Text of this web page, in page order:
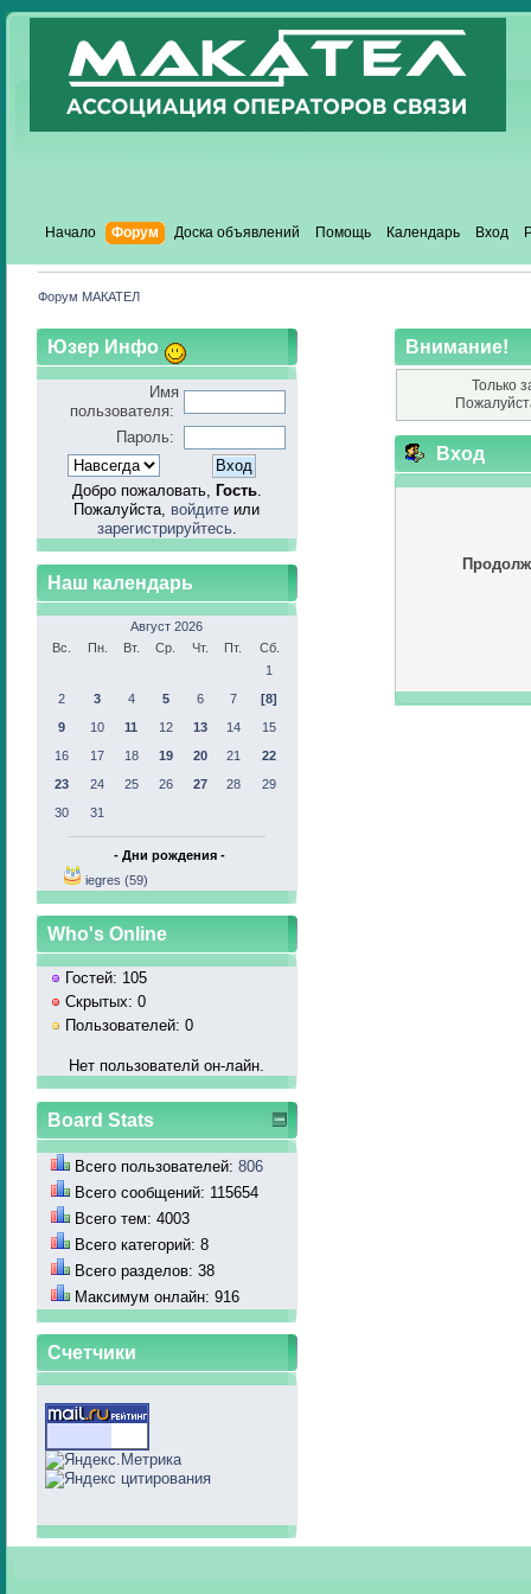
Начало Форум Доска объявлений Помощь Календарь Вход
Форум МАКАТЕЛ
Юзер Инфо
Имя
пользователя:
Пароль:
Добро пожаловать, Гость.
Пожалуйста, войдите или
зарегистрируйтесь.
Наш календарь
Август 2026
Вс.
Пн. Вт. Ср. Чт. Пт.
Сб.
1
2
3 4 5 6 7
[8]
9
10 11 12 13 14
15
16
17 18 19 20 21
22
23
24 25 26 27 28
29
30
31
- Дни рождения -
iegres (59)
Who's Online
Гостей: 105
Скрытых: 0
Пользователей: 0
Нет пользователй он-лайн.
Board Stats
Всего пользователей: 806
Всего сообщений: 115654
Всего тем: 4003
Всего категорий: 8
Всего разделов: 38
Максимум онлайн: 916
Счетчики
Внимание!
Только
Вход